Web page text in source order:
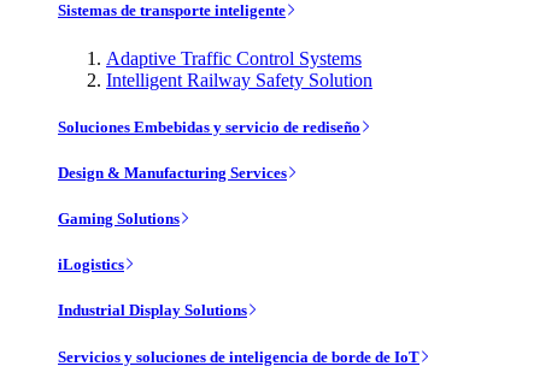
Sistemas de transporte inteligente
Adaptive Traffic Control Systems
Intelligent Railway Safety Solution
Soluciones Embebidas y servicio de rediseño
Design & Manufacturing Services
Gaming Solutions
iLogistics
Industrial Display Solutions
Servicios y soluciones de inteligencia de borde de IoT